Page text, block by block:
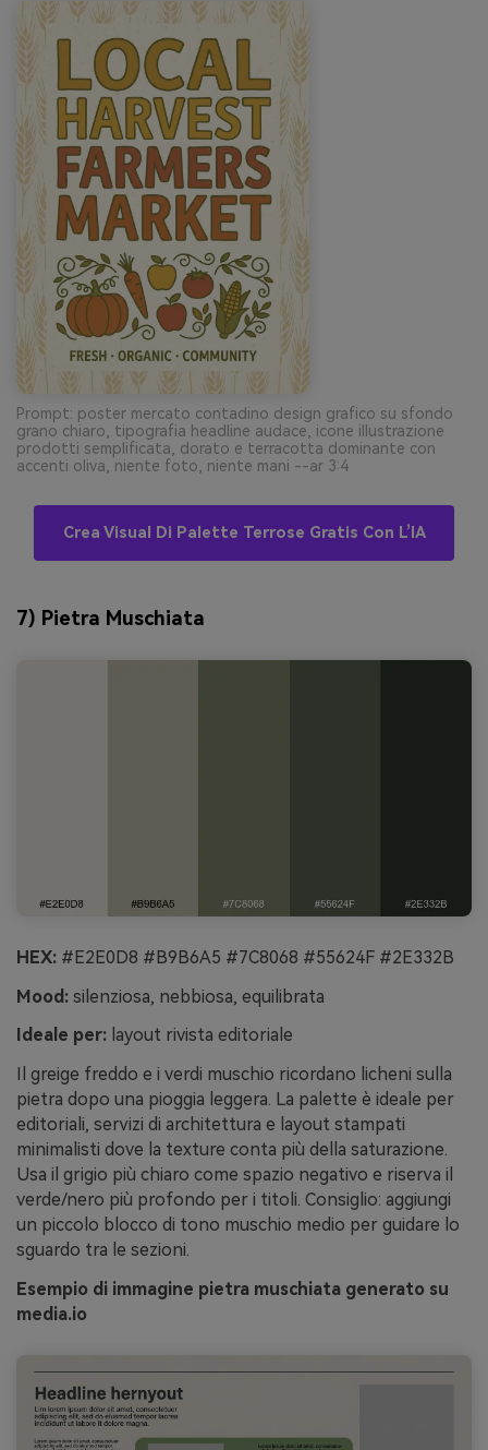
Prompt: poster mercato contadino design grafico su sfondo
grano chiaro, tipografia headline audace, icone illustrazione
prodotti semplificata, dorato e terracotta dominante con
accenti oliva, niente foto, niente mani --ar 3:4
Crea Visual Di Palette Terrose Gratis Con L’IA
7) Pietra Muschiata
HEX: #E2E0D8 #B9B6A5 #7C8068 #55624F #2E332B
Mood: silenziosa, nebbiosa, equilibrata
Ideale per: layout rivista editoriale
Il greige freddo e i verdi muschio ricordano licheni sulla
pietra dopo una pioggia leggera. La palette è ideale per
editoriali, servizi di architettura e layout stampati
minimalisti dove la texture conta più della saturazione.
Usa il grigio più chiaro come spazio negativo e riserva il
verde/nero più profondo per i titoli. Consiglio: aggiungi
un piccolo blocco di tono muschio medio per guidare lo
sguardo tra le sezioni.
Esempio di immagine pietra muschiata generato su
media.io